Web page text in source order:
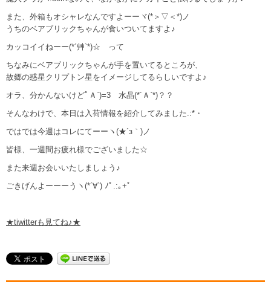
また、外箱もオシャレなんですよーーヾ(*＞▽＜*)ノ
うちのベアブリックちゃんが食いついてますよ♪
カッコイイねーー(*´艸`*)☆ って
ちなみにベアブリックちゃんが手を置いてるところが、
故郷の惑星クリプトン星をイメージしてるらしいですよ♪
オラ、分かんないけどﾟＡ`)=3 水晶(*´Ａ`*)？？
そんなわけで、本日は入荷情報を紹介してみました.:*・
ではでは今週はコレにてーーヽ(★´з｀)ノ
皆様、一週間お疲れ様でございました☆
また来週お会いいたしましょう♪
ごきげんよーーーうヽ(*´∀`) ﾉﾟ.:｡+ﾟ
★tiwitterも見てね♪★